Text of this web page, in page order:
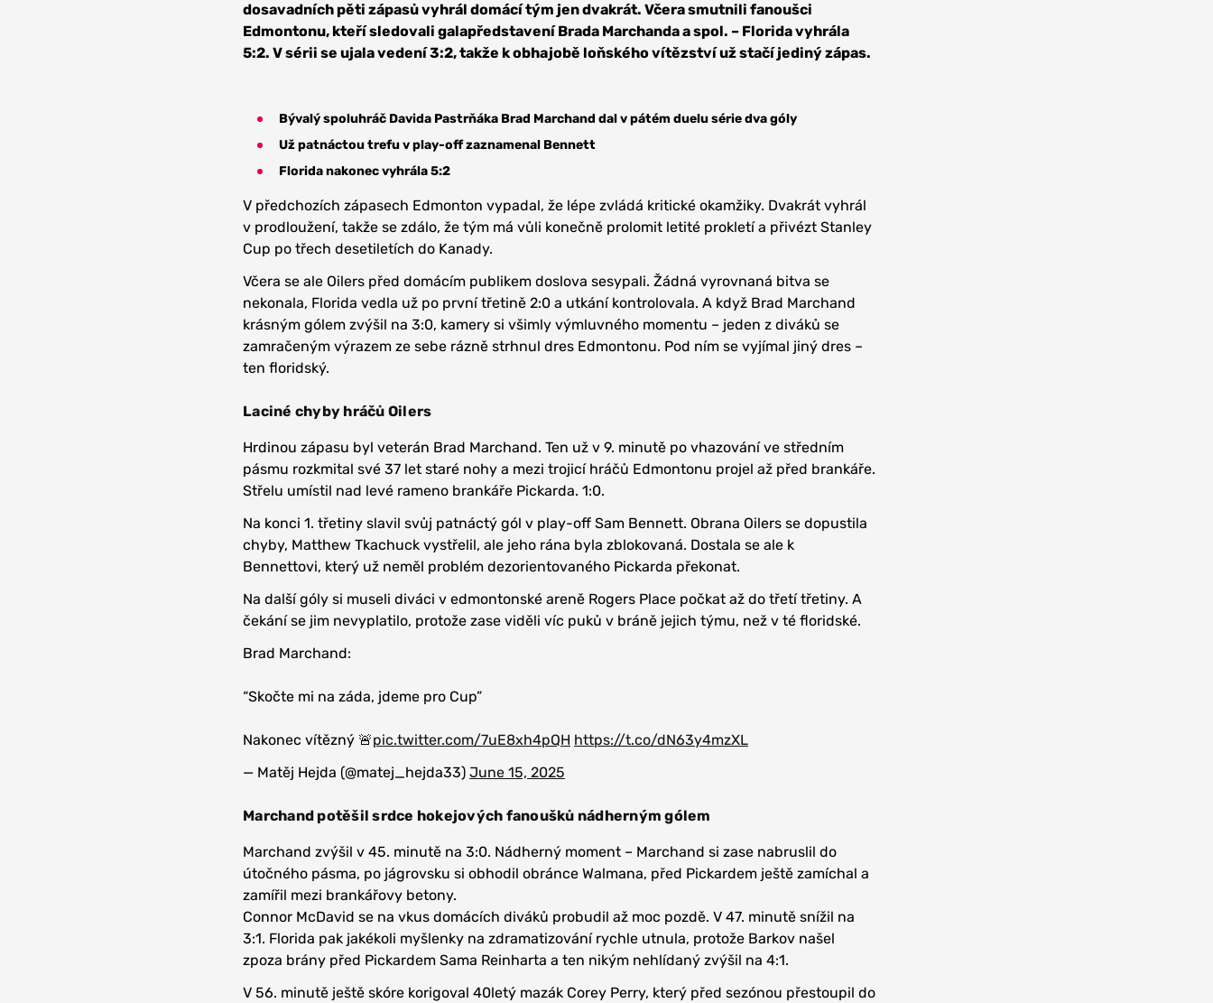
dosavadních pěti zápasů vyhrál domácí tým jen dvakrát. Včera smutnili fanoušci
Edmontonu, kteří sledovali galapředstavení Brada Marchanda a spol. – Florida vyhrála
5:2. V sérii se ujala vedení 3:2, takže k obhajobě loňského vítězství už stačí jediný zápas.
Bývalý spoluhráč Davida Pastrňáka Brad Marchand dal v pátém duelu série dva góly
Už patnáctou trefu v play-off zaznamenal Bennett
Florida nakonec vyhrála 5:2
V předchozích zápasech Edmonton vypadal, že lépe zvládá kritické okamžiky. Dvakrát vyhrál
v prodloužení, takže se zdálo, že tým má vůli konečně prolomit letité prokletí a přivézt Stanley
Cup po třech desetiletích do Kanady.
Včera se ale Oilers před domácím publikem doslova sesypali. Žádná vyrovnaná bitva se
nekonala, Florida vedla už po první třetině 2:0 a utkání kontrolovala. A když Brad Marchand
krásným gólem zvýšil na 3:0, kamery si všimly výmluvného momentu – jeden z diváků se
zamračeným výrazem ze sebe rázně strhnul dres Edmontonu. Pod ním se vyjímal jiný dres –
ten floridský.
Laciné chyby hráčů Oilers
Hrdinou zápasu byl veterán Brad Marchand. Ten už v 9. minutě po vhazování ve středním
pásmu rozkmital své 37 let staré nohy a mezi trojicí hráčů Edmontonu projel až před brankáře.
Střelu umístil nad levé rameno brankáře Pickarda. 1:0.
Na konci 1. třetiny slavil svůj patnáctý gól v play-off Sam Bennett. Obrana Oilers se dopustila
chyby, Matthew Tkachuck vystřelil, ale jeho rána byla zblokovaná. Dostala se ale k
Bennettovi, který už neměl problém dezorientovaného Pickarda překonat.
Na další góly si museli diváci v edmontonské areně Rogers Place počkat až do třetí třetiny. A
čekání se jim nevyplatilo, protože zase viděli víc puků v bráně jejich týmu, než v té floridské.
Brad Marchand:
“Skočte mi na záda, jdeme pro Cup”
Nakonec vítězný 🚨pic.twitter.com/7uE8xh4pQH https://t.co/dN63y4mzXL
— Matěj Hejda (@matej_hejda33) June 15, 2025
Marchand potěšil srdce hokejových fanoušků nádherným gólem
Marchand zvýšil v 45. minutě na 3:0. Nádherný moment – Marchand si zase nabruslil do
útočného pásma, po jágrovsku si obhodil obránce Walmana, před Pickardem ještě zamíchal a
zamířil mezi brankářovy betony.
Connor McDavid se na vkus domácích diváků probudil až moc pozdě. V 47. minutě snížil na
3:1. Florida pak jakékoli myšlenky na zdramatizování rychle utnula, protože Barkov našel
zpoza brány před Pickardem Sama Reinharta a ten nikým nehlídaný zvýšil na 4:1.
V 56. minutě ještě skóre korigoval 40letý mazák Corey Perry, který před sezónou přestoupil do